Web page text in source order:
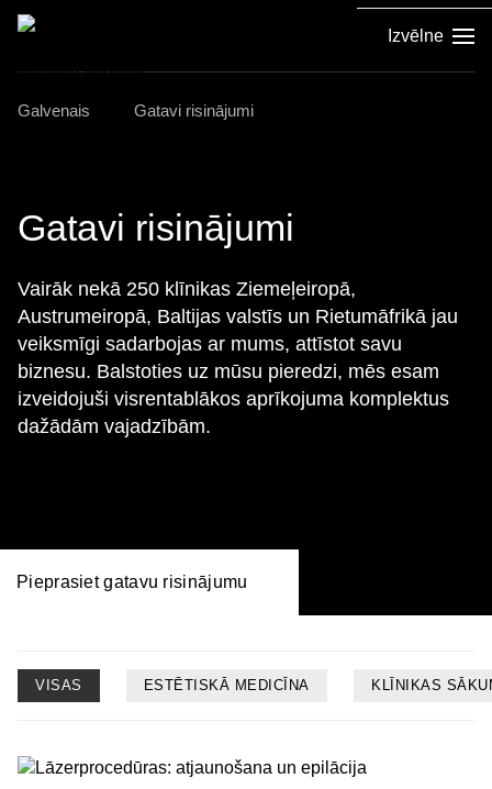
Izvēlne
Galvenais Gatavi risinājumi
Gatavi risinājumi
Vairāk nekā 250 klīnikas Ziemeļeiropā,
Austrumeiropā, Baltijas valstīs un Rietumāfrikā jau
veiksmīgi sadarbojas ar mums, attīstot savu
biznesu. Balstoties uz mūsu pieredzi, mēs esam
izveidojuši visrentablākos aprīkojuma komplektus
dažādām vajadzībām.
Pieprasiet gatavu risinājumu
VISAS ESTĒTISKĀ MEDICĪNA KLĪNIKAS